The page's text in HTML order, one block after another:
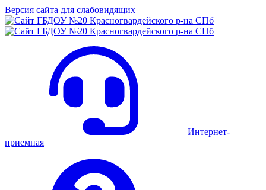
Версия сайта для слабовидящих
Интернет-
приемная